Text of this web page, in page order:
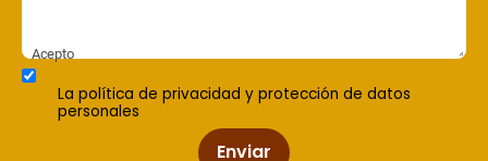
Acepto
La política de privacidad y protección de datos
personales